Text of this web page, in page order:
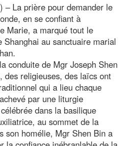
– La prière pour demander le
en se confiant à
Marie, a marqué tout le
Shanghai au sanctuaire marial
conduite de Mgr Joseph Shen
des religieuses, des laïcs ont
qui a lieu chaque
par une liturgie
dans la basilique
au sommet de la
son homélie, Mgr Shen Bin a